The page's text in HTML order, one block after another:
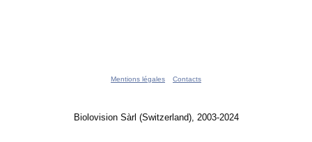
Mentions légales Contacts
Biolovision Sàrl (Switzerland), 2003-2024